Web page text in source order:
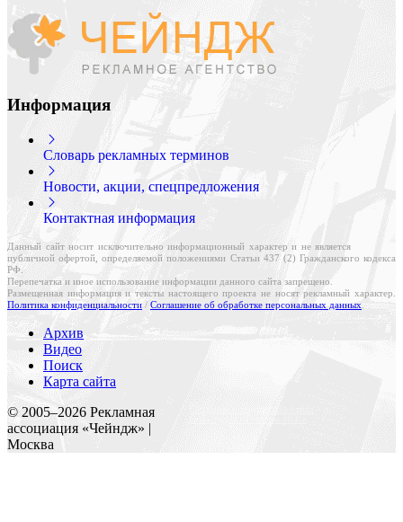
Информация
Словарь рекламных терминов
Новости, акции, спецпредложения
Контактная информация
Данный сайт носит исключительно информационный характер и не является
публичной офертой, определяемой положениями Статьи 437 (2) Гражданского кодекса
РФ.
Перепечатка и иное использование информации данного сайта запрещено.
Размещенная информация и тексты настоящего проекта не носят рекламный характер.
Политика конфиденциальности / Соглашение об обработке персональных данных
Архив
Видео
Поиск
Карта сайта
© 2005–2026 Рекламная
ассоциация «Чейндж» |
Москва